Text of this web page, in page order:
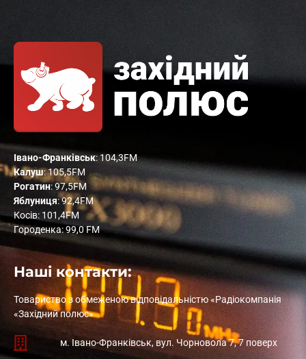
Івано-Франківськ: 104,3FM
Калуш: 105,5FM
Рогатин: 97,5FM
Яблуниця: 92,4FM
Косів: 101,4FM
Городенка: 99,0 FM
Наші контакти:
Товариство з обмеженою відповідальністю «Радіокомпанія
«Західний полюс»
м. Івано-Франківськ, вул. Чорновола 7, 7 поверх